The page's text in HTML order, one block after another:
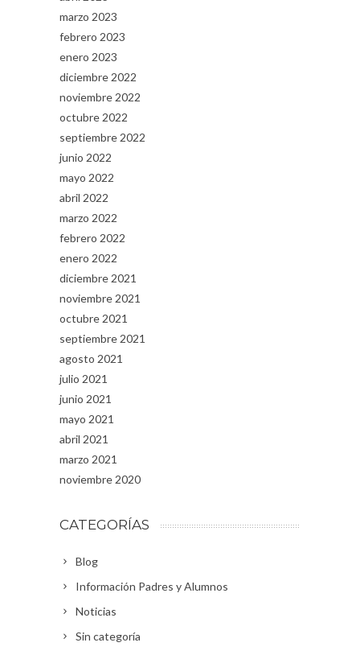
marzo 2023
febrero 2023
enero 2023
diciembre 2022
noviembre 2022
octubre 2022
septiembre 2022
junio 2022
mayo 2022
abril 2022
marzo 2022
febrero 2022
enero 2022
diciembre 2021
noviembre 2021
octubre 2021
septiembre 2021
agosto 2021
julio 2021
junio 2021
mayo 2021
abril 2021
marzo 2021
noviembre 2020
CATEGORÍAS
Blog
Información Padres y Alumnos
Noticias
Sin categoría